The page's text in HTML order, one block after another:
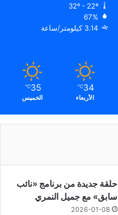
32º - 22º
67%
3.14 كيلومتر/ساعة
34
℃
الأربعاء
35
℃
الخميس
حلقة جديدة من برنامج «نائب
سابق» مع جميل النمري
2026-01-08